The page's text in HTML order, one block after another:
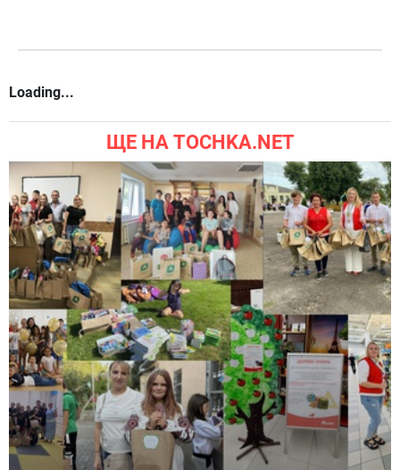
Loading...
ЩЕ НА TOCHKA.NET